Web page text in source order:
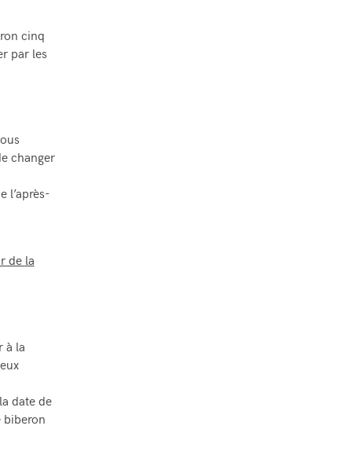
cinq
par les
changer
l’après-
de la
à la
date de
biberon